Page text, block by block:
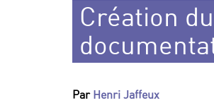
Création
Par Henri Jaffeux